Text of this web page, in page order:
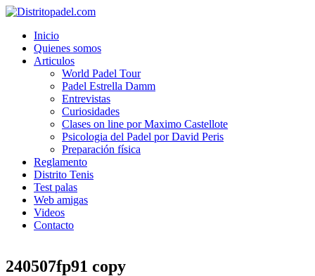
Inicio
Quienes somos
Articulos
World Padel Tour
Padel Estrella Damm
Entrevistas
Curiosidades
Clases on line por Maximo Castellote
Psicologia del Padel por David Peris
Preparación física
Reglamento
Distrito Tenis
Test palas
Web amigas
Videos
Contacto
240507fp91 copy